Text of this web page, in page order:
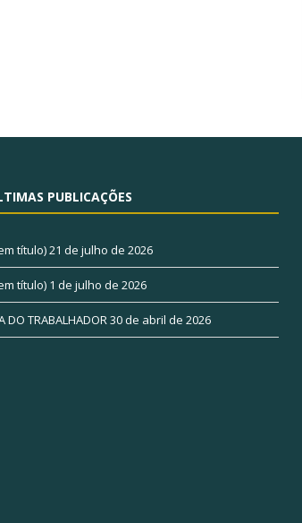
PUBLICAÇÕES
título)21 de julho de 2026
título) 1 de julho de 2026
DO TRABALHADOR30 de abril de 2026